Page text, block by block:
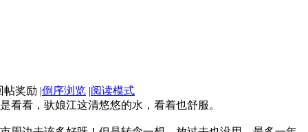
|倒序浏览 |阅读模式
看看，驮娘江这清悠悠的水，看着也舒服。